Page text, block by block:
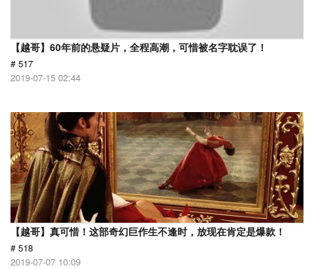
【越哥】60年前的悬疑片，全程高潮，可惜被名字耽误了！
# 517
2019-07-15 02:44
【越哥】真可惜！这部奇幻巨作生不逢时，放现在肯定是爆款！
# 518
2019-07-07 10:09